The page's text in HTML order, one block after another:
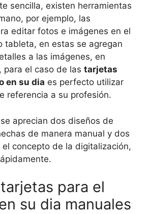
sencilla, existen herramientas
por ejemplo, las
editar fotos e imágenes en el
tableta, en estas se agregan
a las imágenes, en
para el caso de las tarjetas
en su dia es perfecto utilizar
referencia a su profesión.
aprecian dos diseños de
de manera manual y dos
concepto de la digitalización,
para el
su dia manuales